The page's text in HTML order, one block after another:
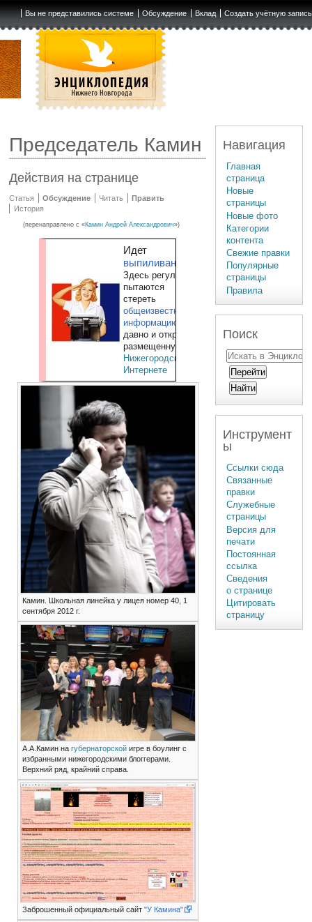
Вы не представились системе Обсуждение Вклад Создать учётную запись
Председатель Камин
Действия на странице
Статья Обсуждение Читать
Править
История
(перенаправлено с «Камин Андрей Александрович»)
Идет
выпиливание
Здесь регулярно
пытаются
стереть
общеизвестную
информацию
давно и открыто
размещенную в
Нижегородском
Интернете
Камин. Школьная линейка у лицея номер 40, 1
сентября 2012 г.
А.А.Камин на губернаторскойигре в боулинг с
избранными нижегородскими блоггерами.
Верхний ряд, крайний справа.
Заброшенный официальный сайт "У Камина"
Навигация
Главная
страница
Новые
страницы
Новые фото
Категории
контента
Свежие правки
Популярные
страницы
Правила
Поиск
Инструмент
ы
Ссылки сюда
Связанные
правки
Служебные
страницы
Версия для
печати
Постоянная
ссылка
Сведения
о странице
Цитировать
страницу